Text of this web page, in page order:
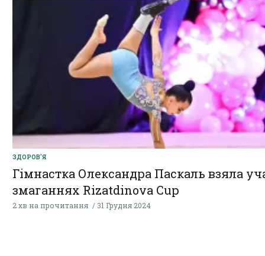
ЗДОРОВ'Я
Гімнастка Олександра Паскаль взяла
змаганнях Rizatdinova Cup
2 хв на прочитання 31 Грудня 2024